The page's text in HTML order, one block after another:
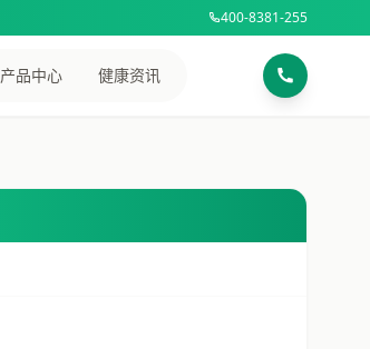
400-8381-255
产品中心 健康资讯